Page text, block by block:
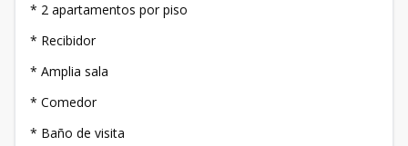
* 2 apartamentos por piso
* Recibidor
* Amplia sala
* Comedor
* Baño de visita